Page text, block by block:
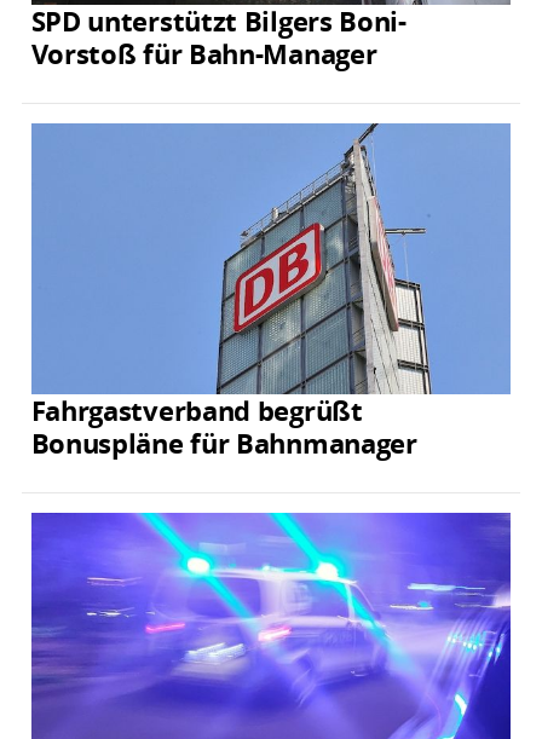
SPD unterstützt Bilgers Boni-
Vorstoß für Bahn-Manager
Fahrgastverband begrüßt
Bonuspläne für Bahnmanager